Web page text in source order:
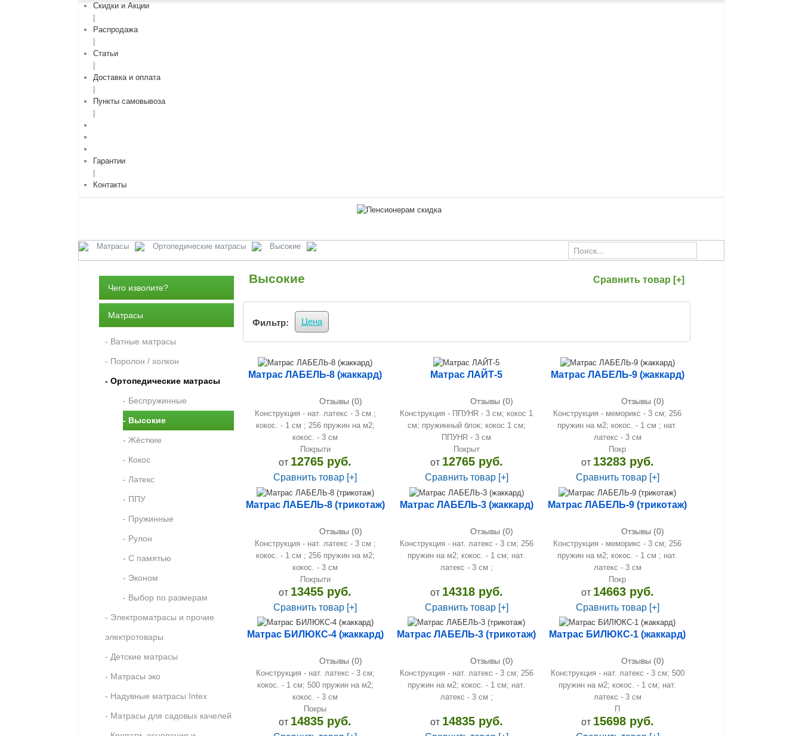
Скидки и Акции
Распродажа
Статьи
Доставка и оплата
Пункты самовывоза
Гарантии
Контакты
Матрасы Ортопедические матрасы Высокие
Чего изволите?
Матрасы
- Ватные матрасы
- Поролон / холкон
- Ортопедические матрасы
- Беспружинные
- Высокие
- Жёсткие
- Кокос
- Латекс
- ППУ
- Пружинные
- Рулон
- С памятью
- Эконом
- Выбор по размерам
- Электроматрасы и прочие
электротовары
- Детские матрасы
- Матрасы эко
- Надувные матрасы Intex
- Матрасы для садовых качелей
Высокие Сравнить товар [+]
Фильтр: Цена
Матрас ЛАБЕЛЬ-8 (жаккард)
Отзывы (0)
Конструкция - нат. латекс - 3 см ;
кокос. - 1 см ; 256 пружин на м2;
кокос. - 3 см
Покрыти
от 12765 руб.
Сравнить товар [+]
Матрас ЛАЙТ-5
Отзывы (0)
Конструкция - ППУHR - 3 см; кокос 1
см; пружинный блок; кокос 1 см;
ППУHR - 3 см
Покрыт
от 12765 руб.
Сравнить товар [+]
Матрас ЛАБЕЛЬ-9 (жаккард)
Отзывы (0)
Конструкция - меморикс - 3 см; 256
пружин на м2; кокос. - 1 см ; нат.
латекс - 3 см
Покр
от 13283 руб.
Сравнить товар [+]
Матрас ЛАБЕЛЬ-8 (трикотаж)
Отзывы (0)
Конструкция - нат. латекс - 3 см ;
кокос. - 1 см ; 256 пружин на м2;
кокос. - 3 см
Покрыти
от 13455 руб.
Сравнить товар [+]
Матрас ЛАБЕЛЬ-3 (жаккард)
Отзывы (0)
Конструкция - нат. латекс - 3 см; 256
пружин на м2; кокос. - 1 см; нат.
латекс - 3 см ;
от 14318 руб.
Сравнить товар [+]
Матрас ЛАБЕЛЬ-9 (трикотаж)
Отзывы (0)
Конструкция - меморикс - 3 см; 256
пружин на м2; кокос. - 1 см ; нат.
латекс - 3 см
Покр
от 14663 руб.
Сравнить товар [+]
Матрас БИЛЮКС-4 (жаккард)
Отзывы (0)
Конструкция - нат. латекс - 3 см;
кокос. - 1 см; 500 пружин на м2;
кокос. - 3 см
Покры
от 14835 руб.
Матрас ЛАБЕЛЬ-3 (трикотаж)
Отзывы (0)
Конструкция - нат. латекс - 3 см; 256
пружин на м2; кокос. - 1 см; нат.
латекс - 3 см ;
от 14835 руб.
Матрас БИЛЮКС-1 (жаккард)
Отзывы (0)
Конструкция - нат. латекс - 3 см; 500
пружин на м2; кокос. - 1 см; нат.
латекс - 3 см
П
от 15698 руб.